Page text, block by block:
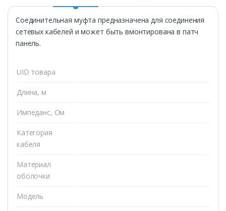
Соединительная муфта предназначена для соединения
сетевых кабелей и может быть вмонтирована в патч
панель.
UID товара
Длина, м
Импеданс, Ом
Категория
кабеля
Материал
оболочки
Модель